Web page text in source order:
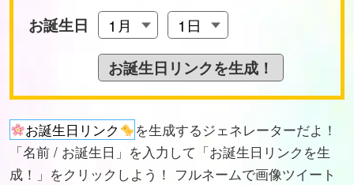
お誕生日
お誕生日リンク
を生成するジェネレーターだよ！
「名前 / お誕生日」を入力して「お誕生日リンクを生
成！」をクリックしよう！ フルネームで画像ツイート